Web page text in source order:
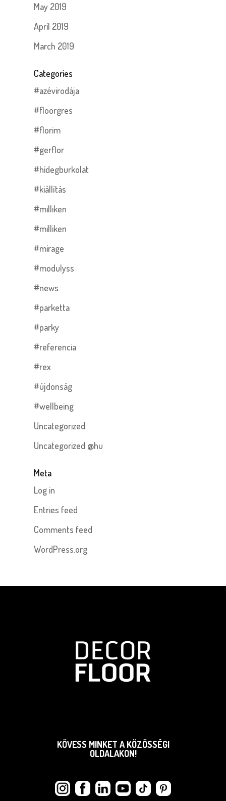
May 2019
April 2019
March 2019
Categories
#azévirodája
#floorgres
#florim
#gerflor
#hidegburkolat
#kiállítás
#milliken
#milliken
#mirage
#modulyss
#news
#parketta
#parky
#referencia
#rex
#újdonság
#wellbeing
Uncategorized
Uncategorized @hu
Meta
Log in
Entries feed
Comments feed
WordPress.org
KÖVESS MINKET A KÖZÖSSÉGI
OLDALAKON!